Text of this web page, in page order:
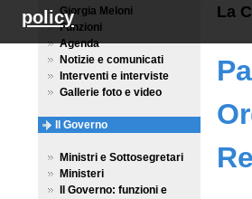
policy
La
Giorgia Meloni
Funzioni
Agenda
Notizie e comunicati
Interventi e interviste
Gallerie foto e video
Il Governo
Ministri e Sottosegretari
Ministeri
Il Governo: funzioni e